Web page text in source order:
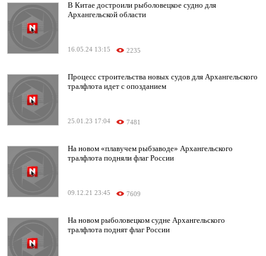
В Китае достроили рыболовецкое судно для
Архангельской области
16.05.24 13:15 2235
Процесс строительства новых судов для Архангельского
тралфлота идет с опозданием
25.01.23 17:04 7481
На новом «плавучем рыбзаводе» Архангельского
тралфлота подняли флаг России
09.12.21 23:45 7609
На новом рыболовецком судне Архангельского
тралфлота поднят флаг России